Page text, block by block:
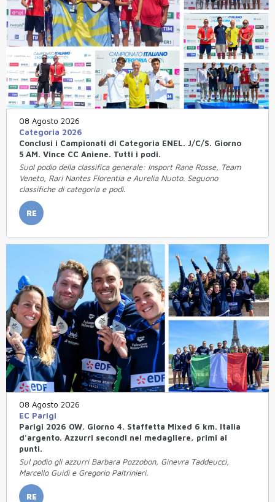
08 Agosto 2026
Categoria 2026
Conclusi i Campionati di Categoria ENEL. J/C/S. Giorno
5 AM. Vince CC Aniene. Tutti i podi.
Suol podio della classifica generale: Insport Rane Rosse, Team
Veneto, Rari Nantes Florentia e Aurelia Nuoto. Seguono
classifiche di categoria e podi.
RE
08 Agosto 2026
EC Parigi
Parigi 2026 OW. Giorno 4. Staffetta Mixed 6 km. Italia
d'argento. Azzurri secondi nel medagliere, primi ai
punti.
Sul podio gli azzurri Barbara Pozzobon, Ginevra Taddeucci,
Marcello Guidi e Gregorio Paltrinieri.
RE